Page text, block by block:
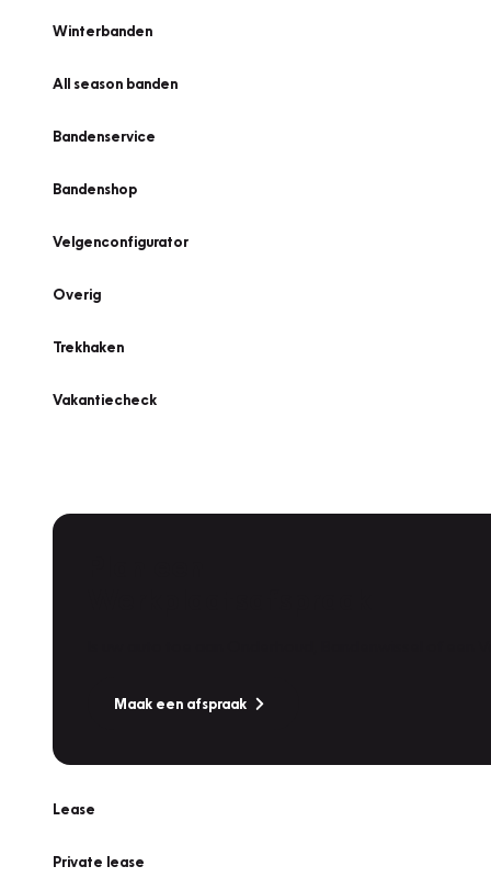
Winterbanden
All season banden
Bandenservice
Bandenshop
Velgenconfigurator
Overig
Trekhaken
Vakantiecheck
Maak een afspraak
Lease
Private lease